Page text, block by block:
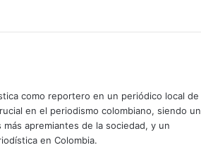
como reportero en un periódico local de
en el periodismo colombiano, siendo un
apremiantes de la sociedad, y un
en Colombia.